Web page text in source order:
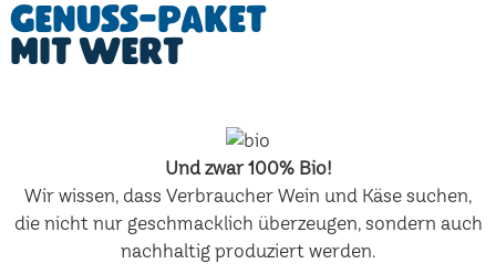
Genuss-Paket
mit Wert
Und zwar 100% Bio!
Wir wissen, dass Verbraucher Wein und Käse suchen,
die nicht nur geschmacklich überzeugen, sondern auch
nachhaltig produziert werden.